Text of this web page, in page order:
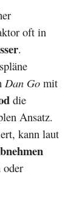
oft in
.
Dan Go mit
die
Ansatz.
kann laut
oder